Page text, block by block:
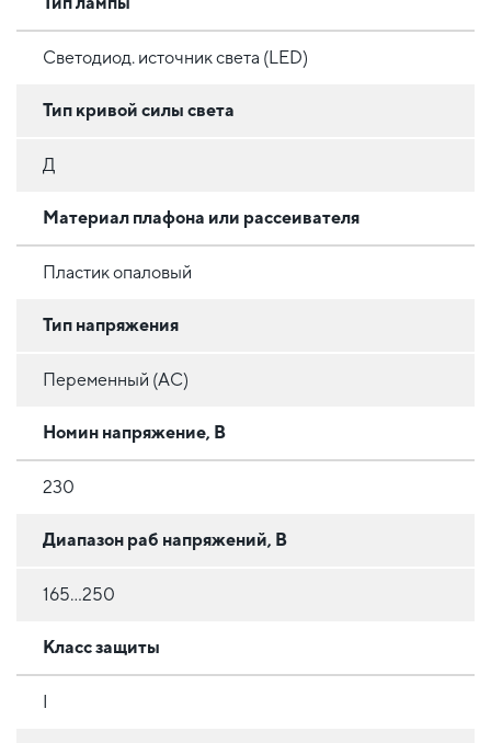
Светодиод. источник света (LED)
Тип кривой силы света
Д
Материал плафона или рассеивателя
Пластик опаловый
Тип напряжения
Переменный (AC)
Номин напряжение, В
230
Диапазон раб напряжений, В
165...250
Класс защиты